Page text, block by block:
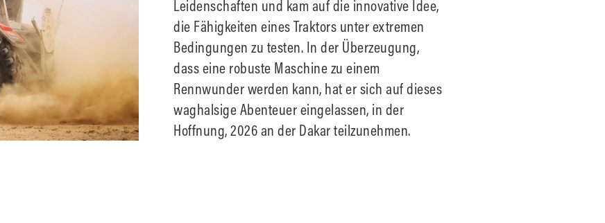
Leidenschaften und kam auf die innovative Idee,
die Fähigkeiten eines Traktors unter extremen
Bedingungen zu testen. In der Überzeugung,
dass eine robuste Maschine zu einem
Rennwunder werden kann, hat er sich auf dieses
waghalsige Abenteuer eingelassen, in der
Hoffnung, 2026 an der Dakar teilzunehmen.